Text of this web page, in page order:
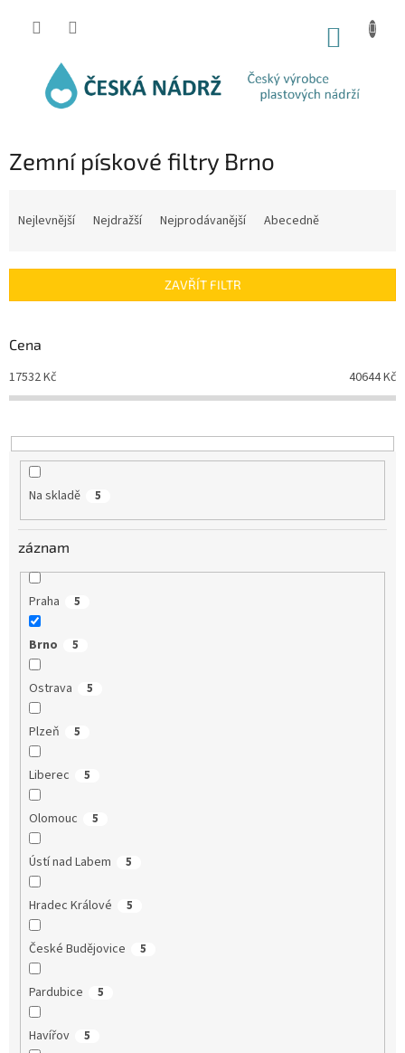
Zemní pískové filtry Brno
í
r
o
d
u
t
ů
Nejlevnější Nejdražší Nejprodávanější Abecedně
ZAVŘÍT FILTR
Cena
17532Kč 40644Kč
Na skladě 5
záznam
Praha 5
Brno 5
Ostrava 5
Plzeň 5
Liberec 5
Olomouc 5
Ústí nad Labem 5
Hradec Králové 5
České Budějovice 5
Pardubice 5
Havířov 5